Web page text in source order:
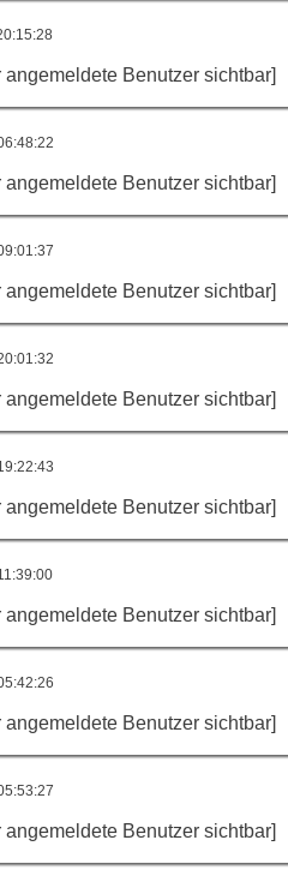
Benutzer sichtbar]
Benutzer sichtbar]
Benutzer sichtbar]
Benutzer sichtbar]
Benutzer sichtbar]
Benutzer sichtbar]
Benutzer sichtbar]
Benutzer sichtbar]